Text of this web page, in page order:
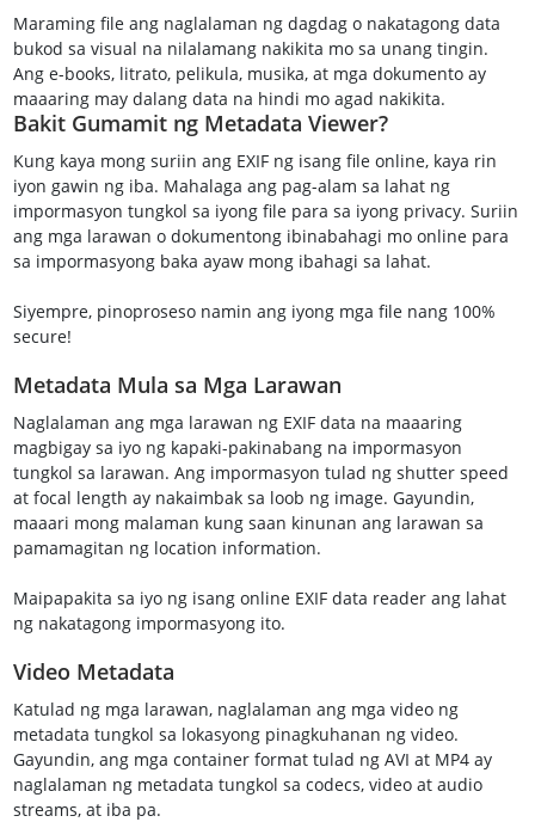
Maraming file ang naglalaman ng dagdag o nakatagong data
bukod sa visual na nilalamang nakikita mo sa unang tingin.
Ang e-books, litrato, pelikula, musika, at mga dokumento ay
maaaring may dalang data na hindi mo agad nakikita.
Bakit Gumamit ng Metadata Viewer?
Kung kaya mong suriin ang EXIF ng isang file online, kaya rin
iyon gawin ng iba. Mahalaga ang pag-alam sa lahat ng
impormasyon tungkol sa iyong file para sa iyong privacy. Suriin
ang mga larawan o dokumentong ibinabahagi mo online para
sa impormasyong baka ayaw mong ibahagi sa lahat.
Siyempre, pinoproseso namin ang iyong mga file nang 100%
secure!
Metadata Mula sa Mga Larawan
Naglalaman ang mga larawan ng EXIF data na maaaring
magbigay sa iyo ng kapaki-pakinabang na impormasyon
tungkol sa larawan. Ang impormasyon tulad ng shutter speed
at focal length ay nakaimbak sa loob ng image. Gayundin,
maaari mong malaman kung saan kinunan ang larawan sa
pamamagitan ng location information.
Maipapakita sa iyo ng isang online EXIF data reader ang lahat
ng nakatagong impormasyong ito.
Video Metadata
Katulad ng mga larawan, naglalaman ang mga video ng
metadata tungkol sa lokasyong pinagkuhanan ng video.
Gayundin, ang mga container format tulad ng AVI at MP4 ay
naglalaman ng metadata tungkol sa codecs, video at audio
streams, at iba pa.